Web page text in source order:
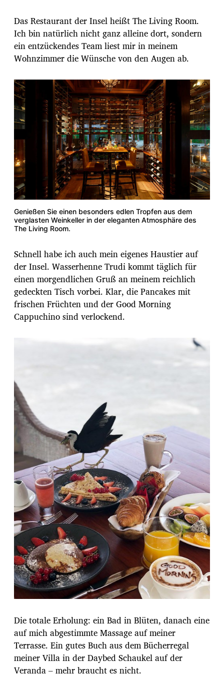
Das Restaurant der Insel heißt The Living Room.
Ich bin natürlich nicht ganz alleine dort, sondern
ein entzückendes Team liest mir in meinem
Wohnzimmer die Wünsche von den Augen ab.
Genießen Sie einen besonders edlen Tropfen aus dem
verglasten Weinkeller in der eleganten Atmosphäre des
The Living Room.
Schnell habe ich auch mein eigenes Haustier auf
der Insel. Wasserhenne Trudi kommt täglich für
einen morgendlichen Gruß an meinem reichlich
gedeckten Tisch vorbei. Klar, die Pancakes mit
frischen Früchten und der Good Morning
Cappuchino sind verlockend.
Die totale Erholung: ein Bad in Blüten, danach eine
auf mich abgestimmte Massage auf meiner
Terrasse. Ein gutes Buch aus dem Bücherregal
meiner Villa in der Daybed Schaukel auf der
Veranda – mehr braucht es nicht.